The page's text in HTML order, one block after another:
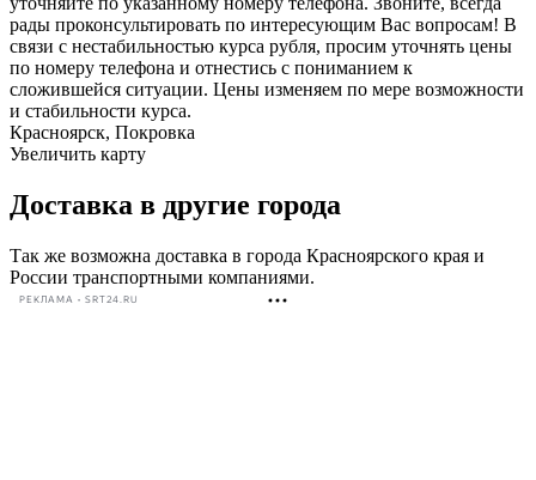
рады проконсультировать по интересующим Вас вопросам! В
связи с нестабильностью курса рубля, просим уточнять цены
по номеру телефона и отнестись с пониманием к
сложившейся ситуации. Цены изменяем по мере возможности
и стабильности курса.
Красноярск, Покровка
Увеличить карту
Доставка в другие города
Так же возможна доставка в города Красноярского края и
России транспортными компаниями.
РЕКЛАМА • SRT24.RU